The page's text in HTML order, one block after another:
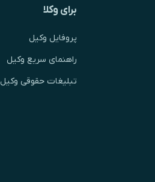
برای وکلا
پروفایل وکیل
راهنمای سریع وکیل
تبلیغات حقوقی وکیل